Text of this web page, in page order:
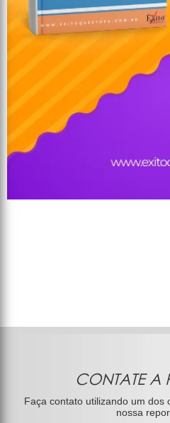
CONTATE A
Faça contato utilizando um dos
nossa